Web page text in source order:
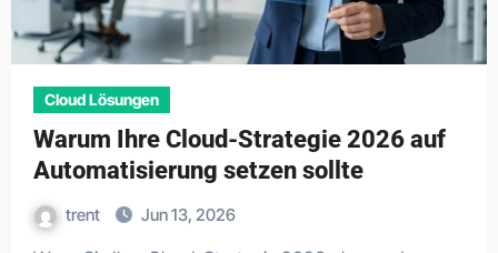
Cloud Lösungen
Warum Ihre Cloud-Strategie 2026 auf
Automatisierung setzen sollte
trent Jun 13, 2026